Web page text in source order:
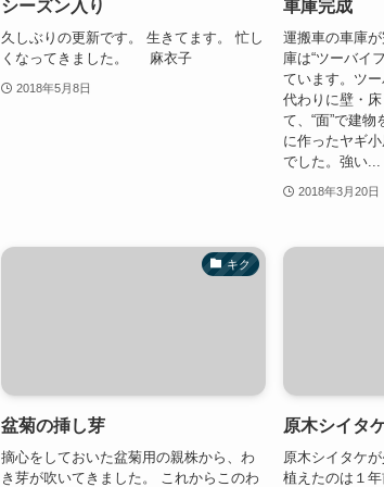
シーズン入り
久しぶりの更新です。 生きてます。 忙し
くなってきました。 麻衣子
2018年5月8日
車庫完成
運搬車の車庫
庫は“ツーバイ
ています。ツ
代わりに壁・
て、“面”で建
に作ったヤギ
でした。強い...
2018年3月20日
キク
盆菊の挿し芽
摘心をしておいた盆菊用の親株から、わ
き芽が吹いてきました。 これからこのわ
原木シイタ
原木シイタケ
植えたのは１